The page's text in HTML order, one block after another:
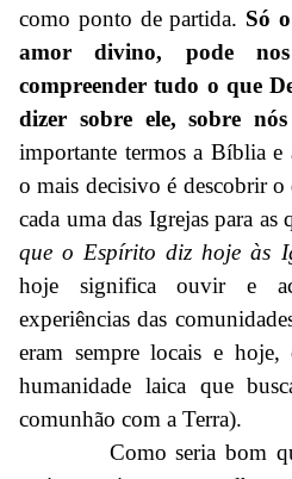
como ponto de partida. Só
amor divino, pode
compreender tudo o que
dizer sobre ele, sobre
importante termos a Bíblia e
o mais decisivo é descobrir
cada uma das Igrejas para as
que o Espírito diz hoje às
hoje significa ouvir e
experiências das
eram sempre locais e
humanidade laica que
comunhão com a Terra).
Como seria bom